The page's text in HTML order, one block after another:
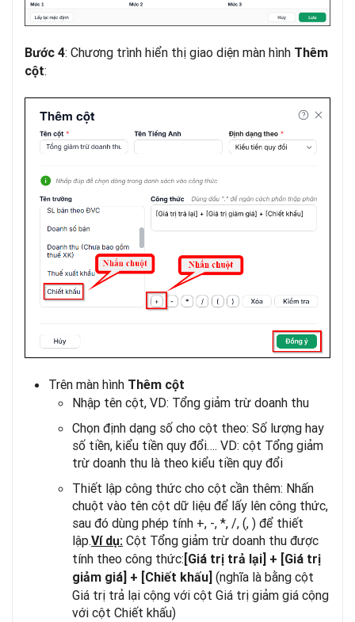
Bước 4: Chương trình hiển thị giao diện màn hình Thêm
cột:
Trên màn hình Thêm cột
Nhập tên cột, VD: Tổng giảm trừ doanh thu
Chọn định dạng số cho cột theo: Số lượng hay
số tiền, kiểu tiền quy đổi…. VD: cột Tổng giảm
trừ doanh thu là theo kiểu tiền quy đổi
Thiết lập công thức cho cột cần thêm: Nhấn
chuột vào tên cột dữ liệu để lấy lên công thức,
sau đó dùng phép tính +, -, *, /, (, ) để thiết
lập.Ví dụ: Cột Tổng giảm trừ doanh thu được
tính theo công thức: [Giá trị trả lại] + [Giá trị
giảm giá] + [Chiết khấu] (nghĩa là bằng cột
Giá trị trả lại cộng với cột Giá trị giảm giá cộng
với cột Chiết khấu)